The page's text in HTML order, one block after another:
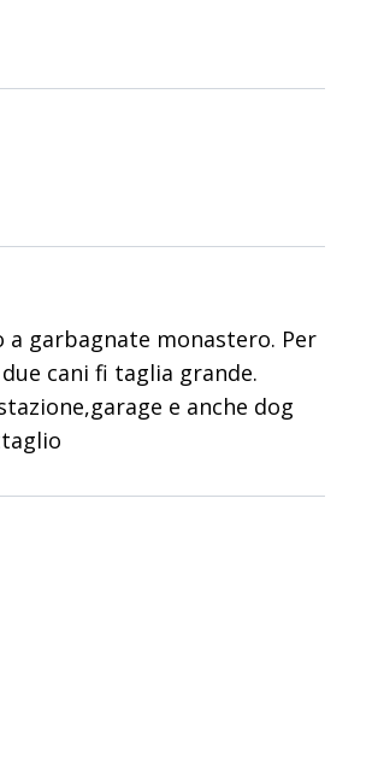
garbagnate monastero. Per
cani fi taglia grande.
e anche dog